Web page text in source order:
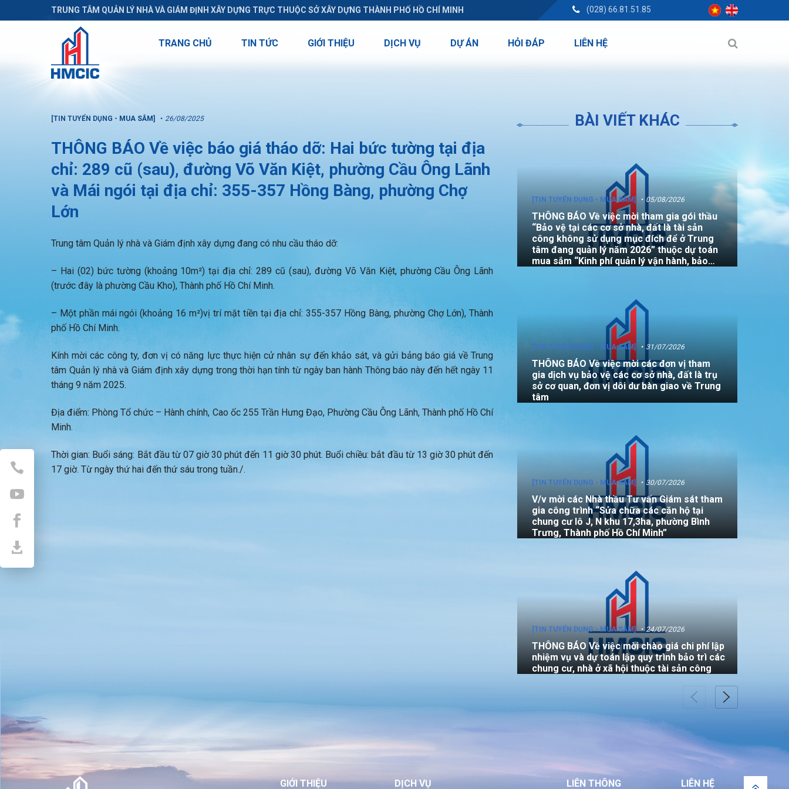
TRUNG TÂM QUẢN LÝ NHÀ VÀ GIÁM ĐỊNH XÂY DỰNG TRỰC THUỘC SỞ XÂY DỰNG THÀNH PHỐ HỒ CHÍ MINH (028) 66.81.51.85
TRANG CHỦ TIN TỨC GIỚI THIỆU DỊCH VỤ DỰ ÁN HỎI ĐÁP LIÊN HỆ
[TIN TUYỂN DỤNG - MUA SẮM] 26/08/2025
THÔNG BÁO Về việc báo giá tháo dỡ: Hai bức tường tại địa
chỉ: 289 cũ (sau), đường Võ Văn Kiệt, phường Cầu Ông Lãnh
và Mái ngói tại địa chỉ: 355-357 Hồng Bàng, phường Chợ
Lớn
Trung tâm Quản lý nhà và Giám định xây dựng đang có nhu cầu tháo dỡ:
– Hai (02) bức tường (khoảng 10m²) tại địa chỉ: 289 cũ (sau), đường Võ Văn Kiệt, phường Cầu Ông Lãnh
(trước đây là phường Cầu Kho), Thành phố Hồ Chí Minh.
– Một phần mái ngói (khoảng 16 m²)vị trí mặt tiền tại địa chỉ: 355-357 Hồng Bàng, phường Chợ Lớn), Thành
phố Hồ Chí Minh.
Kính mời các công ty, đơn vị có năng lực thực hiện cử nhân sự đến khảo sát, và gửi bảng báo giá về Trung
tâm Quản lý nhà và Giám định xây dựng trong thời hạn tính từ ngày ban hành Thông báo này đến hết ngày 11
tháng 9 năm 2025.
Địa điểm: Phòng Tổ chức – Hành chính, Cao ốc 255 Trần Hưng Đạo, Phường Cầu Ông Lãnh, Thành phố Hồ Chí
Minh.
Thời gian: Buổi sáng: Bắt đầu từ 07 giờ 30 phút đến 11 giờ 30 phút. Buổi chiều: bắt đầu từ 13 giờ 30 phút đến
17 giờ. Từ ngày thứ hai đến thứ sáu trong tuần./.
BÀI VIẾT KHÁC
[TIN TUYỂN DỤNG - MUA SẮM] 05/08/2026
THÔNG BÁO Về việc mời tham gia gói thầu
“Bảo vệ tại các cơ sở nhà, đất là tài sản
công không sử dụng mục đích để ở Trung
tâm đang quản lý năm 2026” thuộc dự toán
mua sắm “Kinh phí quản lý vận hành, bảo
[TIN TUYỂN DỤNG - MUA SẮM] 31/07/2026
THÔNG BÁO Về việc mời các đơn vị tham
gia dịch vụ bảo vệ các cơ sở nhà, đất là trụ
sở cơ quan, đơn vị dôi dư bàn giao về Trung
tâm
[TIN TUYỂN DỤNG - MUA SẮM] 30/07/2026
V/v mời các Nhà thầu Tư vấn Giám sát tham
gia công trình “Sửa chữa các căn hộ tại
chung cư lô J, N khu 17,3ha, phường Bình
Trưng, Thành phố Hồ Chí Minh”
[TIN TUYỂN DỤNG - MUA SẮM] 24/07/2026
THÔNG BÁO Về việc mời chào giá chi phí lập
nhiệm vụ và dự toán lập quy trình bảo trì các
chung cư, nhà ở xã hội thuộc tài sản công
THÔNG BÁO V/v mời các đơn vị tham gia
thực hiện gói thầu: “Đo đạc chỉnh lý bản đồ
địa chính (bản vẽ sơ đồ vị trí) đối với căn hộ
GIỚI THIỆU DỊCH VỤ LIÊN THÔNG LIÊN HỆ